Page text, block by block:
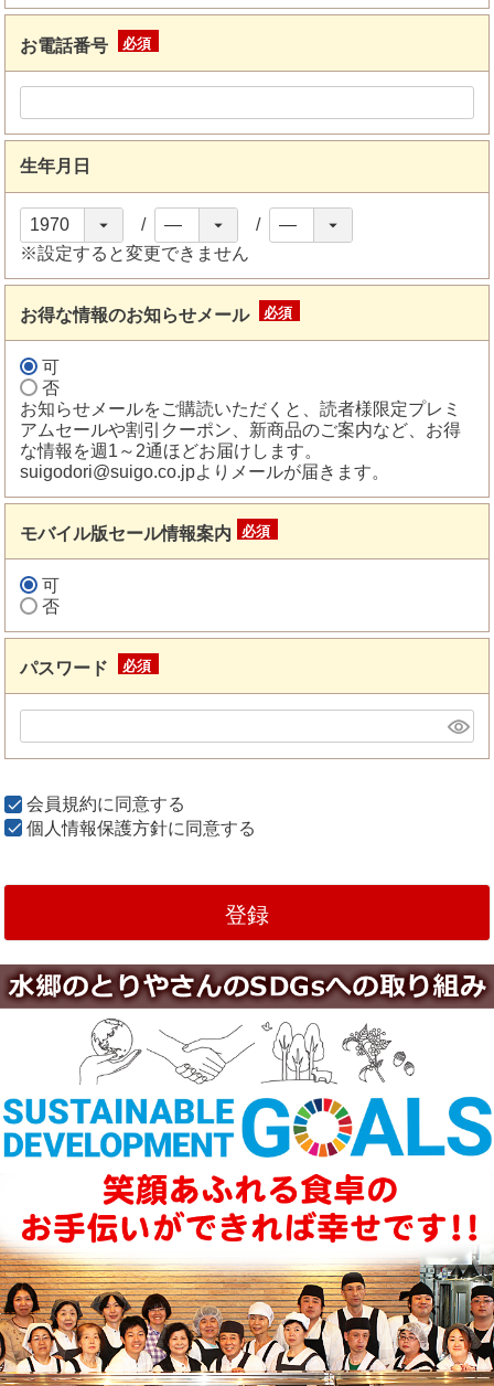
お電話番号
須)
生年月日
※設定すると変更できません
お得な情報のお知らせメール
可
否
お知らせメールをご購読いただくと、読者様限定プレミ
アムセールや割引クーポン、新商品のご案内など、お得
な情報を週1～2通ほどお届けします。
suigodori@suigo.co.jpよりメールが届きます。
モバイル版セール情報案内
可
否
パスワード
須)
会員規約に同意する
個人情報保護方針に同意する
登録